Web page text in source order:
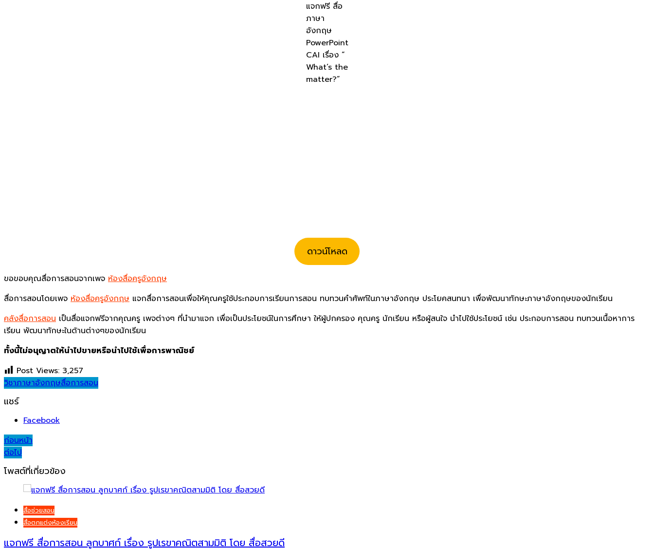
แจกฟรี สื่อ
ภาษา
อังกฤษ
PowerPoint
CAI เรื่อง ”
What’s the
matter?”
ดาวน์โหลด
ขอขอบคุณสื่อการสอนจากเพจ ห้องสื่อครูอังกฤษ
สื่อการสอนโดยเพจ ห้องสื่อครูอังกฤษ แจกสื่อการสอนเพื่อให้คุณครูใช้ประกอบการเรียนการสอน ทบทวนคำศัพท์ในภาษาอังกฤษ ประโยคสนทนา เพื่อพัฒนาทักษะภาษาอังกฤษของนักเรียน
คลังสื่อการสอน เป็นสื่อแจกฟรีจากคุณครู เพจต่างๆ ที่นำมาแจก เพื่อเป็นประโยชน์ในการศึกษา ให้ผู้ปกครอง คุณครู นักเรียน หรือผู้สนใจ นำไปใช้ประโยชน์ เช่น ประกอบการสอน ทบทวนเนื้อหาการ
เรียน พัฒนาทักษะในด้านต่างๆของนักเรียน
ทั้งนี้ไม่อนุญาตให้นำไปขายหรือนำไปใช้เพื่อการพาณิชย์
Post Views: 3,257
วิชาภาษาอังกฤษสื่อการสอน
แชร์
Facebook
Post
navigation
ก่อนหน้า
ต่อไป
โพสต์ที่เกี่ยวข้อง
สื่อช่วยสอน
สื่อตกแต่งห้องเรียน
แจกฟรี สื่อการสอน ลูกบาศก์ เรื่อง รูปเรขาคณิตสามมิติ โดย สื่อสวยดี